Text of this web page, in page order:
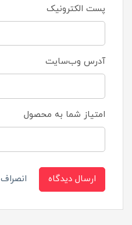
پست الکترونیک
آدرس وب‌سایت
امتیاز شما به محصول
ارسال دیدگاه انصراف